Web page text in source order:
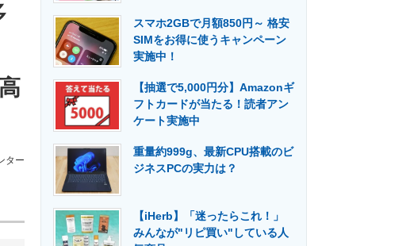
造業のIT導入・活用を支援
ネルギーの専門メディア 建設×テクノロジーの最前線
ター
スマホ2GBで月額850円～ 格安
SIMをお得に使うキャンペーン
実施中！
【抽選で5,000円分】Amazonギ
フトカードが当たる！読者アン
ケート実施中
重量約999g、最新CPU搭載のビ
ジネスPCの実力は？
【iHerb】「迷ったらこれ！」
みんなが"リピ買い"している人